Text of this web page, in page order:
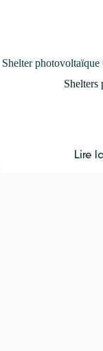
Shelter
Shelters
Lire